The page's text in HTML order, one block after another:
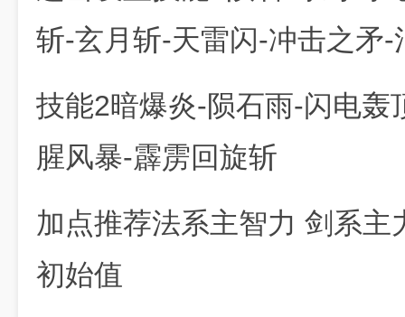
斩-玄月斩-天雷闪-冲击之矛-
技能2暗爆炎-陨石雨-闪电轰
腥风暴-霹雳回旋斩
加点推荐法系主智力 剑系
初始值